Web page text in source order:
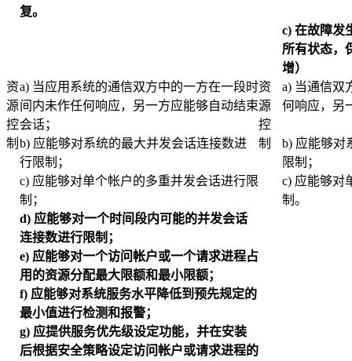
复。
c) 在故障发
所有状态，
增）
资
源
控
制
a) 当应用系统的通信双方中的一方在一段时
间内未作任何响应，另一方应能够自动结束
会话；
资
源
控
制
a) 当通信双
何响应，另
b) 应能够对系统的最大并发会话连接数进
行限制；
b) 应能够对
限制；
c) 应能够对单个帐户的多重并发会话进行限
制；
c) 应能够对
制。
d) 应能够对一个时间段内可能的并发会话
连接数进行限制；
e) 应能够对一个访问帐户或一个请求进程占
用的资源分配最大限额和最小限额；
f) 应能够对系统服务水平降低到预先规定的
最小值进行检测和报警；
g) 应提供服务优先级设定功能，并在安装
后根据安全策略设定访问帐户或请求进程的